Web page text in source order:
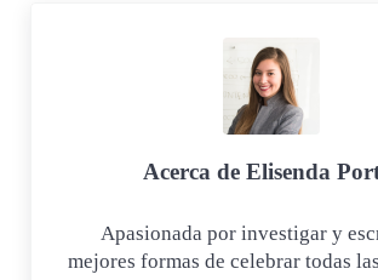
Acerca de Elisenda
Apasionada por investigar y
mejores formas de celebrar todas